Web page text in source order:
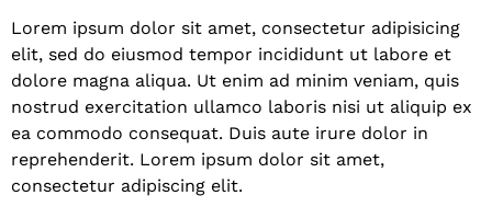
Lorem ipsum dolor sit amet, consectetur adipisicing
elit, sed do eiusmod tempor incididunt ut labore et
dolore magna aliqua. Ut enim ad minim veniam, quis
nostrud exercitation ullamco laboris nisi ut aliquip ex
ea commodo consequat. Duis aute irure dolor in
reprehenderit. Lorem ipsum dolor sit amet,
consectetur adipiscing elit.